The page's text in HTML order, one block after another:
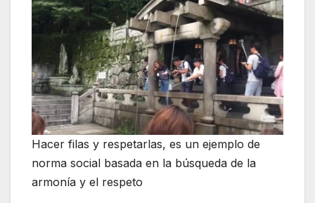
Hacer filas y respetarlas, es un ejemplo de
norma social basada en la búsqueda de la
armonía y el respeto